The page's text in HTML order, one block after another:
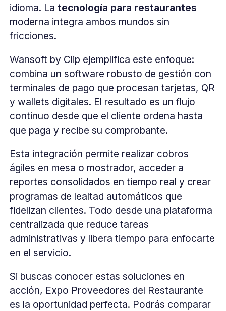
idioma. Latecnología para restaurantes
moderna integra ambos mundos sin
fricciones.
Wansoft by Clip ejemplifica este enfoque:
combina un software robusto de gestión con
terminales de pago que procesan tarjetas, QR
y wallets digitales. El resultado es un flujo
continuo desde que el cliente ordena hasta
que paga y recibe su comprobante.
Esta integración permite realizar cobros
ágiles en mesa o mostrador, acceder a
reportes consolidados en tiempo real y crear
programas de lealtad automáticos que
fidelizan clientes. Todo desde una plataforma
centralizada que reduce tareas
administrativas y libera tiempo para enfocarte
en el servicio.
Si buscas conocer estas soluciones en
acción, Expo Proveedores del Restaurante
es la oportunidad perfecta. Podrás comparar